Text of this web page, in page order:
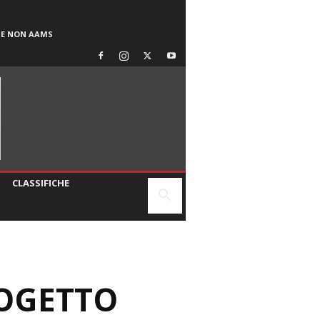
NON AAMS
CLASSIFICHE